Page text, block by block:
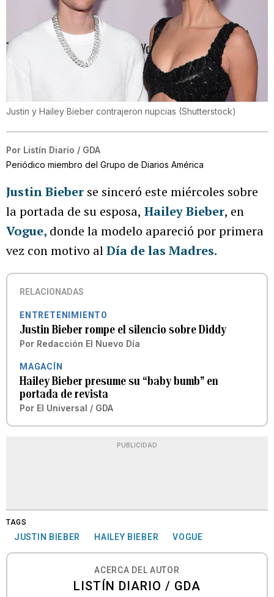
Justin y Hailey Bieber contrajeron nupcias (Shutterstock)
Por Listín Diario / GDA
Periódico miembro del Grupo de Diarios América
Justin Bieber se sinceró este miércoles sobre
la portada de su esposa, Hailey Bieber, en
Vogue, donde la modelo apareció por primera
vez con motivo alDía de las Madres.
RELACIONADAS
ENTRETENIMIENTO
Justin Bieber rompe el silencio sobre Diddy
Por Redacción El Nuevo Día
MAGACÍN
Hailey Bieber presume su “baby bumb” en
portada de revista
Por El Universal / GDA
PUBLICIDAD
TAGS
JUSTIN BIEBER HAILEY BIEBER VOGUE
ACERCA DEL AUTOR
LISTÍN DIARIO / GDA